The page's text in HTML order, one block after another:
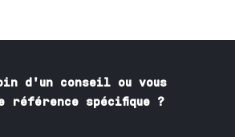
d'un conseil ou vous
référence spécifique ?